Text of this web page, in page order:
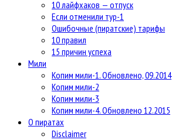
10 лайфхаков — отпуск
Если отменили тур-1
Ошибочные (пиратские) тарифы
10 правил
15 причин успеха
Мили
Копим мили-1. Обновлено, 09.2014
Копим мили-2
Копим мили-3
Копим мили-4. Обновлено 12.2015
О пиратах
Disclaimer